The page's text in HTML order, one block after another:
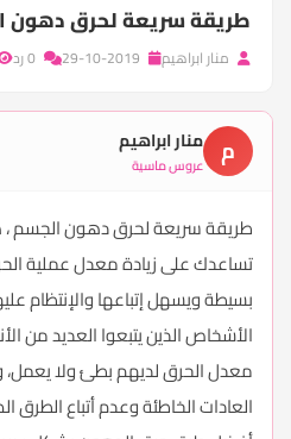
طريقة سريعة لحرق دهون
منار ابراهيم
م منار ابراهيم
عروس ماسية
طريقة سريعة لحرق دهون الجسم ،
تساعدك على زيادة معدل عملية
بسيطة ويسهل إتباعها والإنتظام
الأشخاص الذين يتبعوا العديد من
معدل الحرق لديهم بطئ ولا
العادات الخاطئة وعدم أتباع